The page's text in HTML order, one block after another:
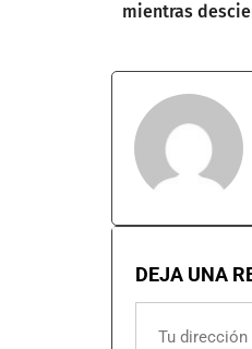
mientras
DEJA UNA
Tu